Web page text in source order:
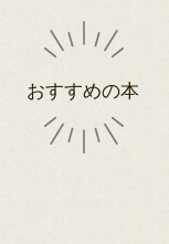
おすすめの本